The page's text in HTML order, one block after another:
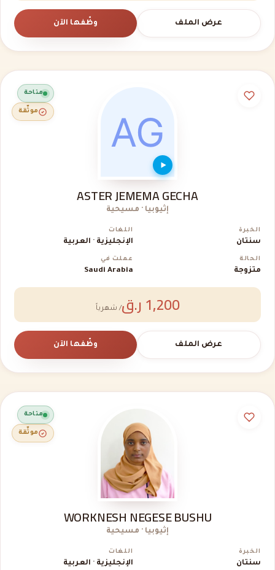
عرض الملف وظّفها الآن
متاحة
موثّقة
ASTER JEMEMA GECHA
إثيوبيا · مسيحية
الخبرة
سنتان
اللغات
الإنجليزية · العربية
الحالة
متزوجة
عملت في
Saudi Arabia
1,200 ر.ق / شهرياً
عرض الملف وظّفها الآن
متاحة
موثّقة
WORKNESH NEGESE BUSHU
إثيوبيا · مسيحية
الخبرة
سنتان
اللغات
الإنجليزية · العربية